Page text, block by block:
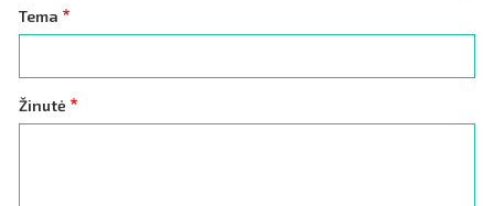
Tema
Žinutė